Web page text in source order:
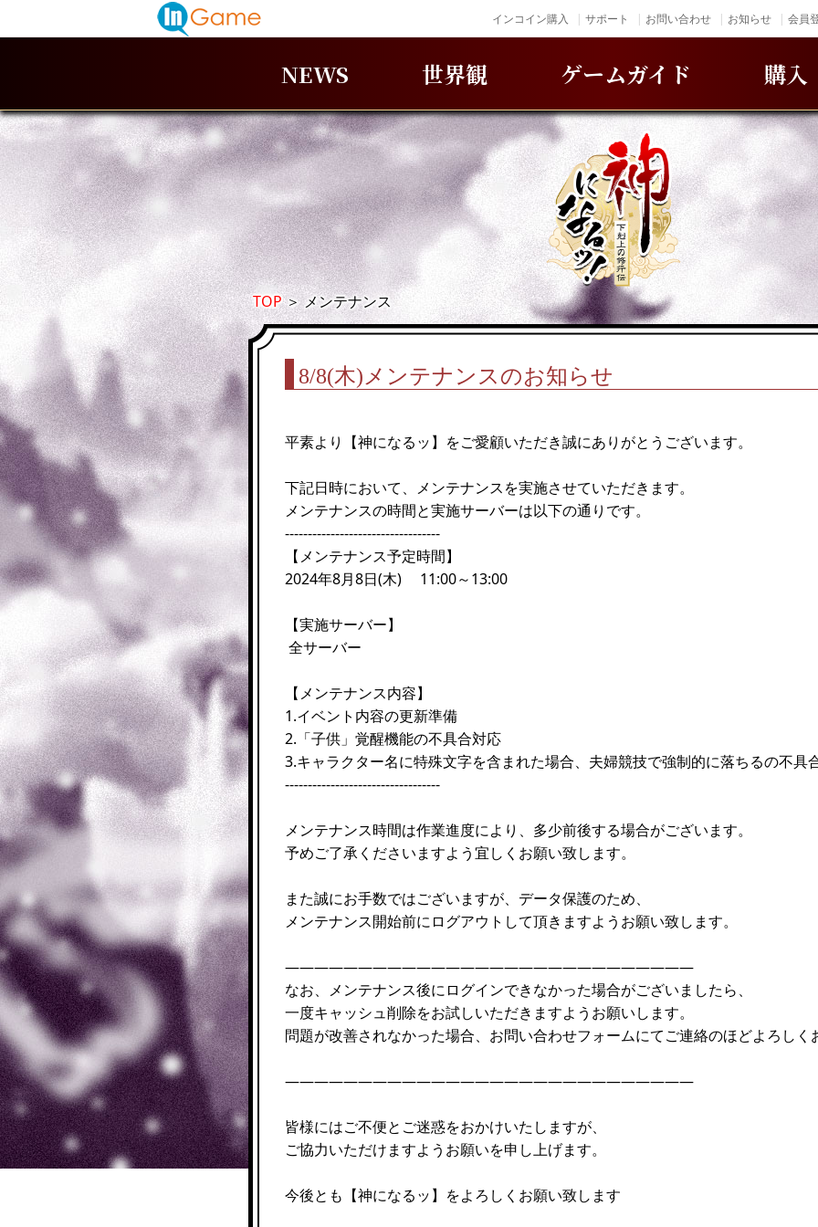
インコイン購入 サポート お問い合わせ お知らせ 会員
NEWS 世界観 ゲームガイド 購入
TOP＞メンテナンス
8/8(木)メンテナンスのお知らせ
平素より【神になるッ】をご愛顧いただき誠にありがとうございます。
下記日時において、メンテナンスを実施させていただきます。
メンテナンスの時間と実施サーバーは以下の通りです。
----------------------------------
【メンテナンス予定時間】
2024年8月8日(木) 11:00～13:00
【実施サーバー】
全サーバー
【メンテナンス内容】
1.イベント内容の更新準備
2.「子供」覚醒機能の不具合対応
3.キャラクター名に特殊文字を含まれた場合、夫婦競技で強制的に落ちるの不具
----------------------------------
メンテナンス時間は作業進度により、多少前後する場合がございます。
予めご了承くださいますよう宜しくお願い致します。
また誠にお手数ではございますが、データ保護のため、
メンテナンス開始前にログアウトして頂きますようお願い致します。
————————————————————————————
なお、メンテナンス後にログインできなかった場合がございましたら、
一度キャッシュ削除をお試しいただきますようお願いします。
問題が改善されなかった場合、お問い合わせフォームにてご連絡のほどよろしく
————————————————————————————
皆様にはご不便とご迷惑をおかけいたしますが、
ご協力いただけますようお願いを申し上げます。
今後とも【神になるッ】をよろしくお願い致します